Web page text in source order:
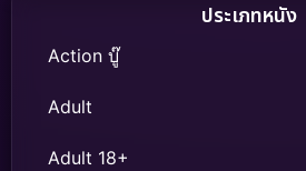
ประเภทหนัง
Action บู๊
Adult
Adult 18+